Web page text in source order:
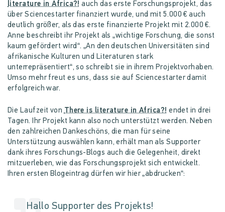
literature in Africa?! auch das erste Forschungsprojekt, das
über Sciencestarter finanziert wurde, und mit 5.000 € auch
deutlich größer, als das erste finanzierte Projekt mit 2.000 €.
Anne beschreibt ihr Projekt als „wichtige Forschung, die sonst
kaum gefördert wird“. „An den deutschen Universitäten sind
afrikanische Kulturen und Literaturen stark
unterrepräsentiert“, so schreibt sie in ihrem Projektvorhaben.
Umso mehr freut es uns, dass sie auf Sciencestarter damit
erfolgreich war.
Die Laufzeit von There is literature in Africa?! endet in drei
Tagen. Ihr Projekt kann also noch unterstützt werden. Neben
den zahlreichen Dankeschöns, die man für seine
Unterstützung auswählen kann, erhält man als Supporter
dank ihres Forschungs-Blogs auch die Gelegenheit, direkt
mitzuerleben, wie das Forschungsprojekt sich entwickelt.
Ihren ersten Blogeintrag dürfen wir hier „abdrucken“:
Hallo Supporter des Projekts!